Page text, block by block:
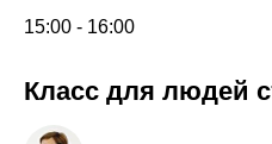
15:00 - 16:00
Класс для людей